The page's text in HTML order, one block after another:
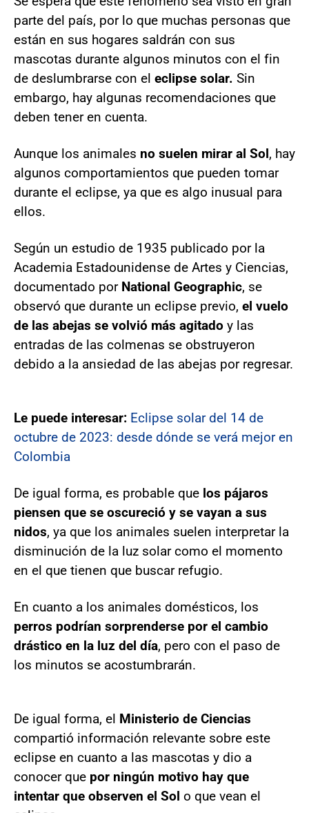
parte del país, por lo que muchas personas que
están en sus hogares saldrán con sus
mascotas durante algunos minutos con el fin
de deslumbrarse con el eclipse solar. Sin
embargo, hay algunas recomendaciones que
deben tener en cuenta.
Aunque los animales no suelen mirar al Sol, hay
algunos comportamientos que pueden tomar
durante el eclipse, ya que es algo inusual para
ellos.
Según un estudio de 1935 publicado por la
Academia Estadounidense de Artes y Ciencias,
documentado por National Geographic, se
observó que durante un eclipse previo, el vuelo
de las abejas se volvió más agitado y las
entradas de las colmenas se obstruyeron
debido a la ansiedad de las abejas por regresar.
Le puede interesar: Eclipse solar del 14 de
octubre de 2023: desde dónde se verá mejor en
Colombia
De igual forma, es probable que los pájaros
piensen que se oscureció y se vayan a sus
nidos, ya que los animales suelen interpretar la
disminución de la luz solar como el momento
en el que tienen que buscar refugio.
En cuanto a los animales domésticos, los
perros podrían sorprenderse por el cambio
drástico en la luz del día, pero con el paso de
los minutos se acostumbrarán.
De igual forma, el Ministerio de Ciencias
compartió información relevante sobre este
eclipse en cuanto a las mascotas y dio a
conocer que por ningún motivo hay que
intentar que observen el Sol o que vean el